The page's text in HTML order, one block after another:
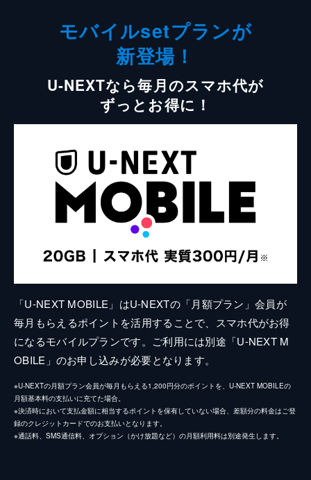
モバイルsetプランが
新登場！
U-NEXTなら毎月のスマホ代が
ずっとお得に！
「U-NEXT MOBILE」はU-NEXTの「月額プラン」会員が
毎月もらえるポイントを活用することで、スマホ代がお得
になるモバイルプランです。ご利用には別途「U-NEXT M
OBILE」のお申し込みが必要となります。
※U-NEXTの月額プラン会員が毎月もらえる1,200円分のポイントを、U-NEXT MOBILEの
月額基本料の支払いに充てた場合。
※決済時において支払金額に相当するポイントを保有していない場合、差額分の料金はご登
録のクレジットカードでのお支払いとなります。
※通話料、SMS通信料、オプション（かけ放題など）の月額利用料は別途発生します。